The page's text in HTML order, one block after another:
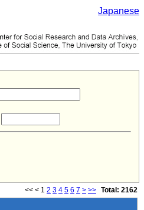
Japanese
<< < 1 2 3 4 5 6 7 > >> Total: 2162